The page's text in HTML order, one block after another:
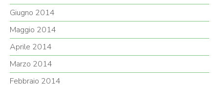
Giugno 2014
Maggio 2014
Aprile 2014
Marzo 2014
Febbraio 2014